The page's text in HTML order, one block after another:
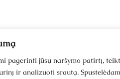
pagerinti jūsų naršymo patirtį,
ir analizuoti srautą.